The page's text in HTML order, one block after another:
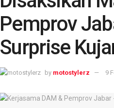
Pemprov
Surprise
by motostylerz 9